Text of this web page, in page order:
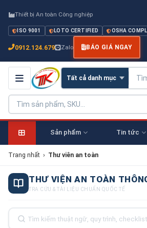
Thiết bị An toàn Công nghiệp
ISO 9001 LOTO CERTIFIED OSHA
0912.124.679 Zalo BÁO GIÁ NGAY
Sản phẩm Tin tức
Trang nhất › Thư viên an toàn
THƯ VIỆN AN TOÀN
TRA CỨU & TÀI LIỆU CHUẨN QUỐC TẾ